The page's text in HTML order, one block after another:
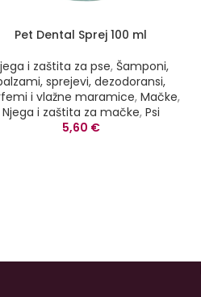
Pet Dental Sprej 100 ml
i zaštita za pse, Šamponi,
sprejevi, dezodoransi,
i vlažne maramice, Mačke,
Njega i zaštita za mačke, Psi
5,60 €